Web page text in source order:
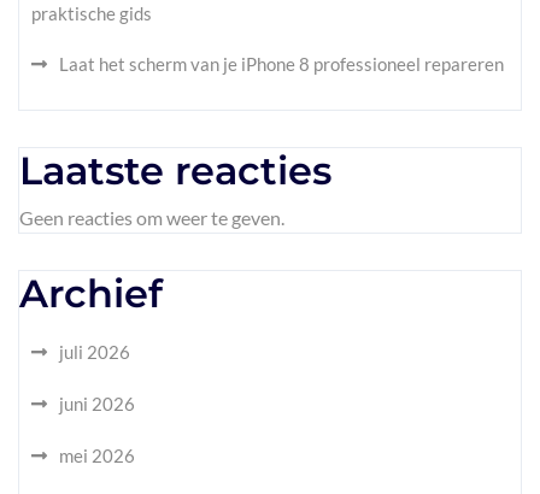
praktische gids
Laat het scherm van je iPhone 8 professioneel repareren
Laatste reacties
Geen reacties om weer te geven.
Archief
juli 2026
juni 2026
mei 2026